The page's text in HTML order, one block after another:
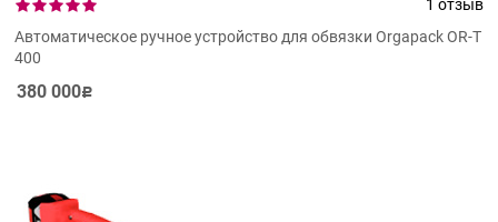
1 отзыв
Автоматическое ручное устройство для обвязки Orgapack OR-T
400
380 000Р